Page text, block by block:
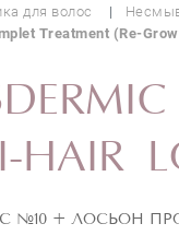
для волос
Treatment (Re-
HAIR
+ ЛОСЬОН